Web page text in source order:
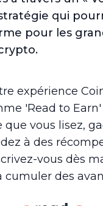
qui
pour les
expérience
'Read to Earn'
vous lisez,
à des
vous dès
cumuler des